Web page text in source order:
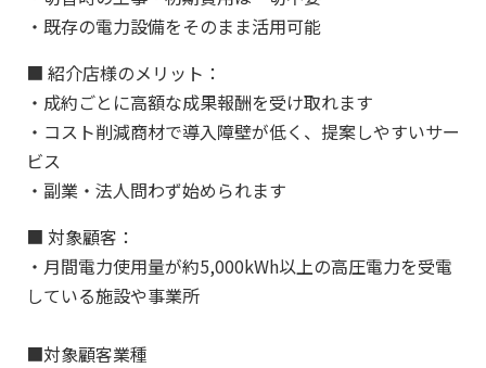
・既存の電力設備をそのまま活用可能
■ 紹介店様のメリット：
・成約ごとに高額な成果報酬を受け取れます
・コスト削減商材で導入障壁が低く、提案しやすいサー
ビス
・副業・法人問わず始められます
■ 対象顧客：
・月間電力使用量が約5,000kWh以上の高圧電力を受電
している施設や事業所
■対象顧客業種